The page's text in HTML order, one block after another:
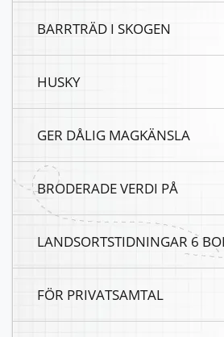
BARRTRÄD I SKOGEN
HUSKY
GER DÅLIG MAGKÄNSLA
BRODERADE VERDI PÅ
LANDSORTSTIDNINGAR 6
FÖR PRIVATSAMTAL